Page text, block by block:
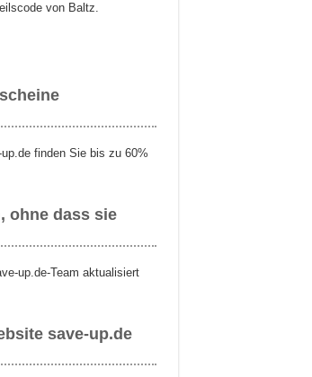
von Baltz.
finden Sie bis zu 60%
ohne dass sie
up.de-Team aktualisiert
save-up.de